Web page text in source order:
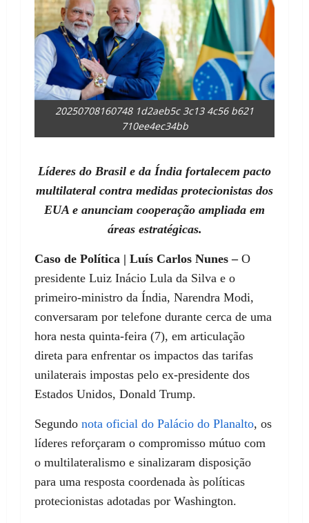
20250708160748 1d2aeb5c 3c13 4c56 b621
710ee4ec34bb
Líderes do Brasil e da Índia fortalecem pacto
multilateral contra medidas protecionistas dos
EUA e anunciam cooperação ampliada em
áreas estratégicas.
Caso de Política | Luís Carlos Nunes –O
presidente Luiz Inácio Lula da Silva e o
primeiro-ministro da Índia, Narendra Modi,
conversaram por telefone durante cerca de uma
hora nesta quinta-feira (7), em articulação
direta para enfrentar os impactos das tarifas
unilaterais impostas pelo ex-presidente dos
Estados Unidos, Donald Trump.
Segundo nota oficial do Palácio do Planalto, os
líderes reforçaram o compromisso mútuo com
o multilateralismo e sinalizaram disposição
para uma resposta coordenada às políticas
protecionistas adotadas por Washington.